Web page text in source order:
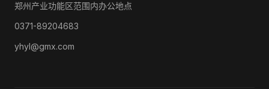
郑州产业功能区范围内办公地点
0371-89204683
yhyl@gmx.com